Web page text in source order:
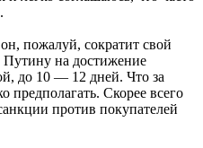
пожалуй, сократит свой
Путину на достижение
до 10 — 12 дней. Что за
Скорее всего
против покупателей